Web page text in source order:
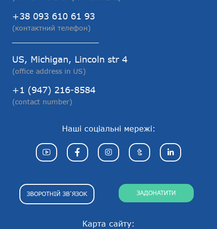
+38 093 610 61 93
(контактний телефон)
US, Michigan, Lincoln str 4
(office address in US)
+1 (947) 216-8584
(contact number)
Карта сайту:
Наші соціальні мережі:
ЗВОРОТНІЙ ЗВ’ЯЗОК ЗАДОНАТИТИ